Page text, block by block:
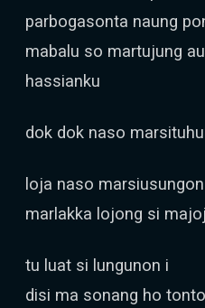
parbogasonta naung
mabalu so martujung au
hassianku
dok dok naso
loja naso
marlakka lojong si
tu luat si lungunon i
disi ma sonang ho